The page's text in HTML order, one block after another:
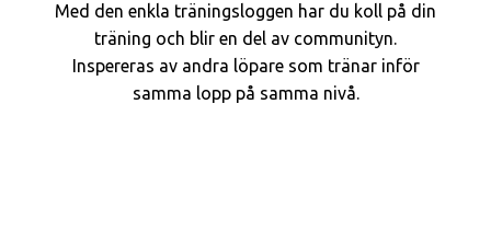
Med den enkla träningsloggen har du koll på din
träning och blir en del av communityn.
Inspereras av andra löpare som tränar inför
samma lopp på samma nivå.